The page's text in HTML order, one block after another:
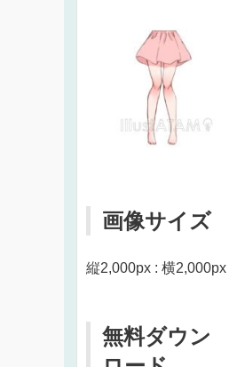
画像サイズ
縦2,000px : 横2,000px
無料ダウン